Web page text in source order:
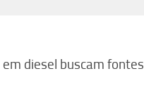
diesel buscam fontes